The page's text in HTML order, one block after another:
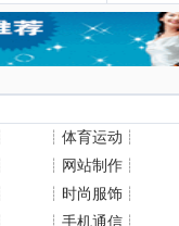
┊ 体育运动 ┊
┊ 网站制作┊
┊ 时尚服饰┊
┊ 手机通信┊